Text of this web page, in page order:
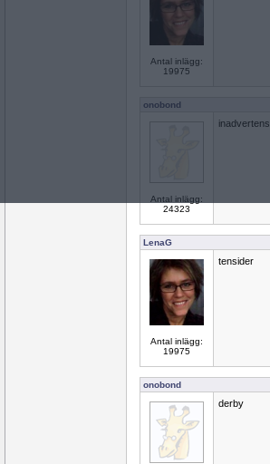
Antal inlägg:
19975
onobond
Antal inlägg:
24323
inadvertens
LenaG
Antal inlägg:
19975
tensider
onobond
derby